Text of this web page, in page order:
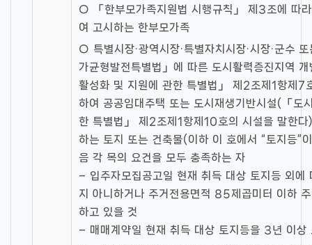
○ 「한부모가족지원법 시행규칙」 제3조에 따
여 고시하는 한부모가족
○ 특별시장·광역시장·특별자치시장·시장·군수
가균형발전특별법」에 따른 도시활력증진지역
활성화 및 지원에 관한 특별법」 제2조제1항제7
하여 공공임대주택 또는 도시재생기반시설(「도
한 특별법」 제2조제1항제10호의 시설을 말한
하는 토지 또는 건축물(이하 이 호에서 “토지등”
음 각 목의 요건을 모두 충족하는 자
– 입주자모집공고일 현재 취득 대상 토지등 외에
지 아니하거나 주거전용면적 85제곱미터 이하
하고 있을 것
– 매매계약일 현재 취득 대상 토지등을 3년 이상